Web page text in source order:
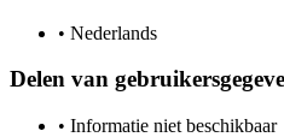
• Nederlands
Delen van
• Informatie niet beschikbaar